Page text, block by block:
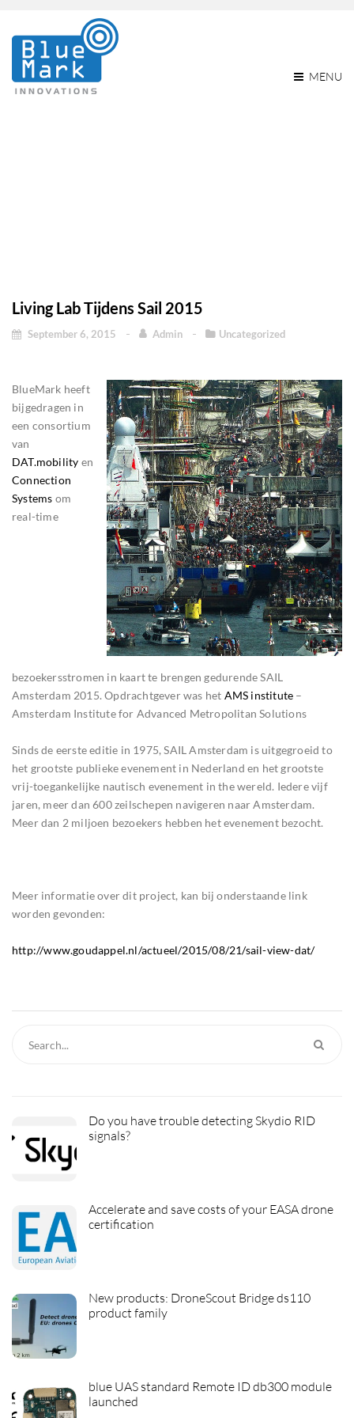
MENU
Living Lab Tijdens Sail 2015
September 6, 2015 Admin Uncategorized
BlueMark heeft
bijgedragen in
een consortium
van
DAT.mobility en
Connection
Systems om
real-time
bezoekersstromen in kaart te brengen gedurende SAIL
Amsterdam 2015. Opdrachtgever was het AMS institute –
Amsterdam Institute for Advanced Metropolitan Solutions
Sinds de eerste editie in 1975, SAIL Amsterdam is uitgegroeid to
het grootste publieke evenement in Nederland en het grootste
vrij-toegankelijke nautisch evenement in the wereld. Iedere vijf
jaren, meer dan 600 zeilschepen navigeren naar Amsterdam.
Meer dan 2 miljoen bezoekers hebben het evenement bezocht.
Meer informatie over dit project, kan bij onderstaande link
worden gevonden:
http://www.goudappel.nl/actueel/2015/08/21/sail-view-dat/
Do you have trouble detecting Skydio RID
signals?
Accelerate and save costs of your EASA drone
certification
New products: DroneScout Bridge ds110
product family
blue UAS standard Remote ID db300 module
launched